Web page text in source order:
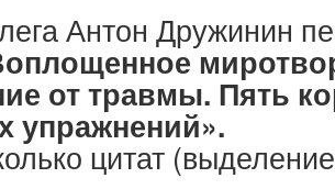
Антон Дружинин
от травмы. Пять
упражнений».
цитат